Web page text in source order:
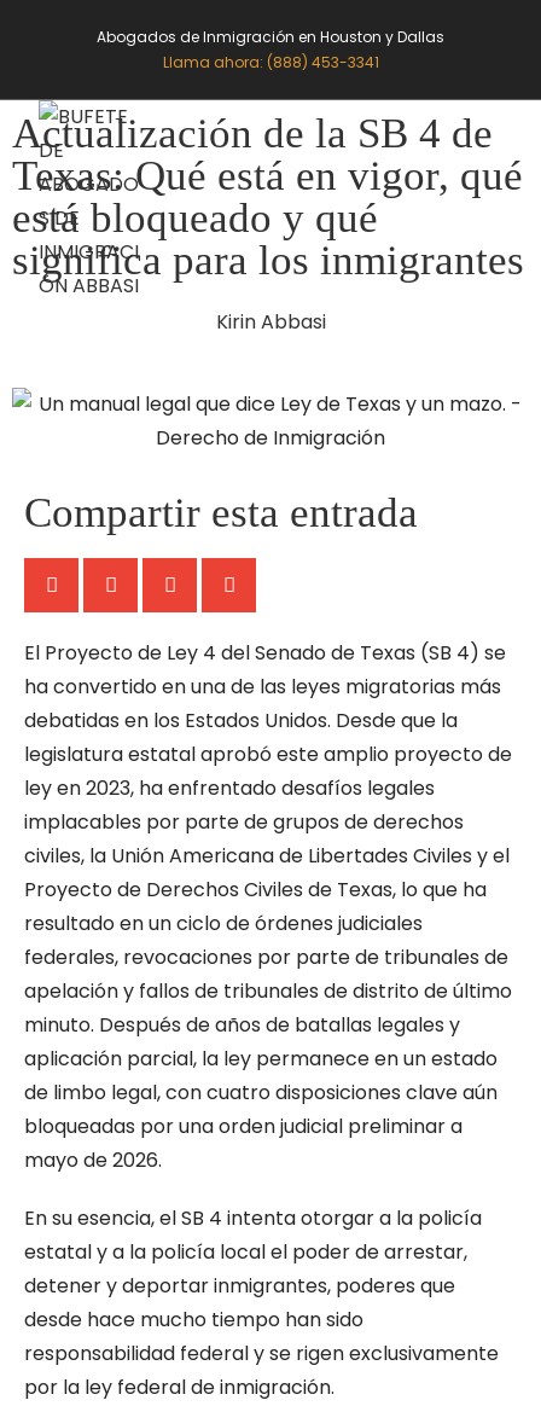
Abogados de Inmigración en Houston y Dallas
Llama ahora: (888) 453-3341
Actualización de la SB 4 de
Texas: Qué está en vigor, qué
está bloqueado y qué
significa para los inmigrantes
Kirin Abbasi
Compartir esta entrada
El Proyecto de Ley 4 del Senado de Texas (SB 4) se
ha convertido en una de las leyes migratorias más
debatidas en los Estados Unidos. Desde que la
legislatura estatal aprobó este amplio proyecto de
ley en 2023, ha enfrentado desafíos legales
implacables por parte de grupos de derechos
civiles, la Unión Americana de Libertades Civiles y el
Proyecto de Derechos Civiles de Texas, lo que ha
resultado en un ciclo de órdenes judiciales
federales, revocaciones por parte de tribunales de
apelación y fallos de tribunales de distrito de último
minuto. Después de años de batallas legales y
aplicación parcial, la ley permanece en un estado
de limbo legal, con cuatro disposiciones clave aún
bloqueadas por una orden judicial preliminar a
mayo de 2026.
En su esencia, el SB 4 intenta otorgar a la policía
estatal y a la policía local el poder de arrestar,
detener y deportar inmigrantes, poderes que
desde hace mucho tiempo han sido
responsabilidad federal y se rigen exclusivamente
por la ley federal de inmigración.